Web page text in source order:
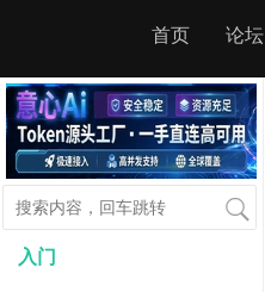
首页 论坛
入门